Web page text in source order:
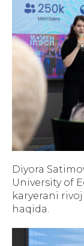
Diyora
University of
karyerani
haqida.